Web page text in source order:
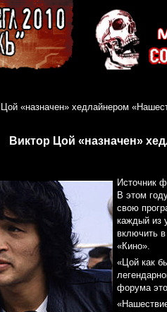
Цой «назначен» хедлайнером
Виктор Цой «назначен»
Источник
В этом
свою
каждый из
включить
«Кино».
«Цой как
форума